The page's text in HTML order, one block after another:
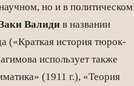
но и в политическом
Валидив названии
(«Краткая история тюрок-
использует также
(1911 г.), «Теория